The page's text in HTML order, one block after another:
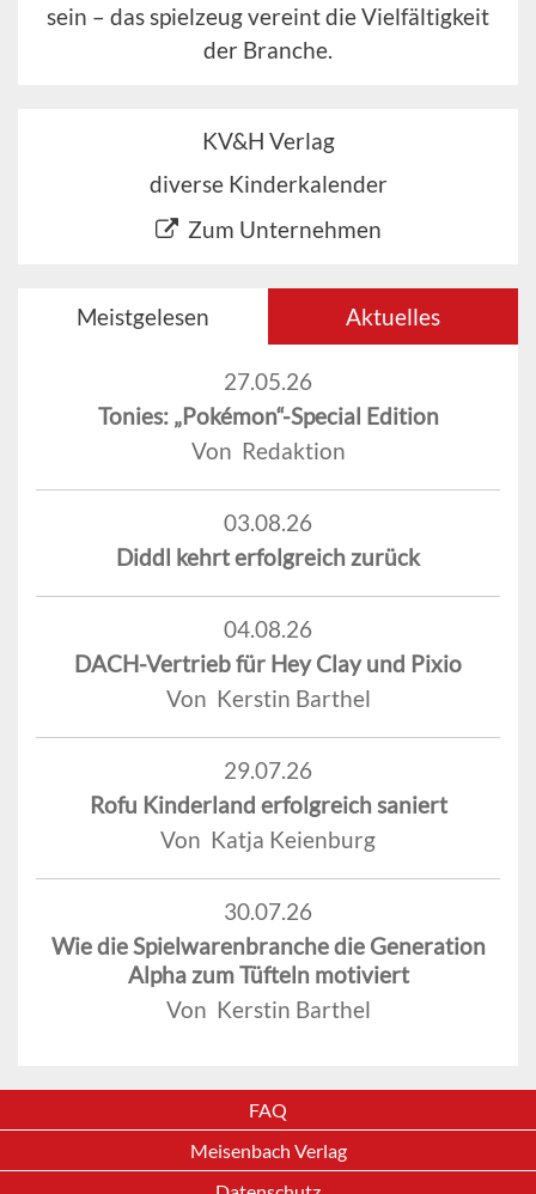
sein – das spielzeug vereint die Vielfältigkeit
der Branche.
KV&H Verlag
diverse Kinderkalender
Zum Unternehmen
Meistgelesen Aktuelles
27.05.26
Tonies: „Pokémon“-Special Edition
Von Redaktion
03.08.26
Diddl kehrt erfolgreich zurück
04.08.26
DACH-Vertrieb für Hey Clay und Pixio
Von Kerstin Barthel
29.07.26
Rofu Kinderland erfolgreich saniert
Von Katja Keienburg
30.07.26
Wie die Spielwarenbranche die Generation
Alpha zum Tüfteln motiviert
Von Kerstin Barthel
FAQ
Meisenbach Verlag